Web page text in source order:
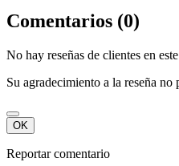
Comentarios (0)
No hay reseñas de clientes en
Su agradecimiento a la reseña no
OK
Reportar comentario